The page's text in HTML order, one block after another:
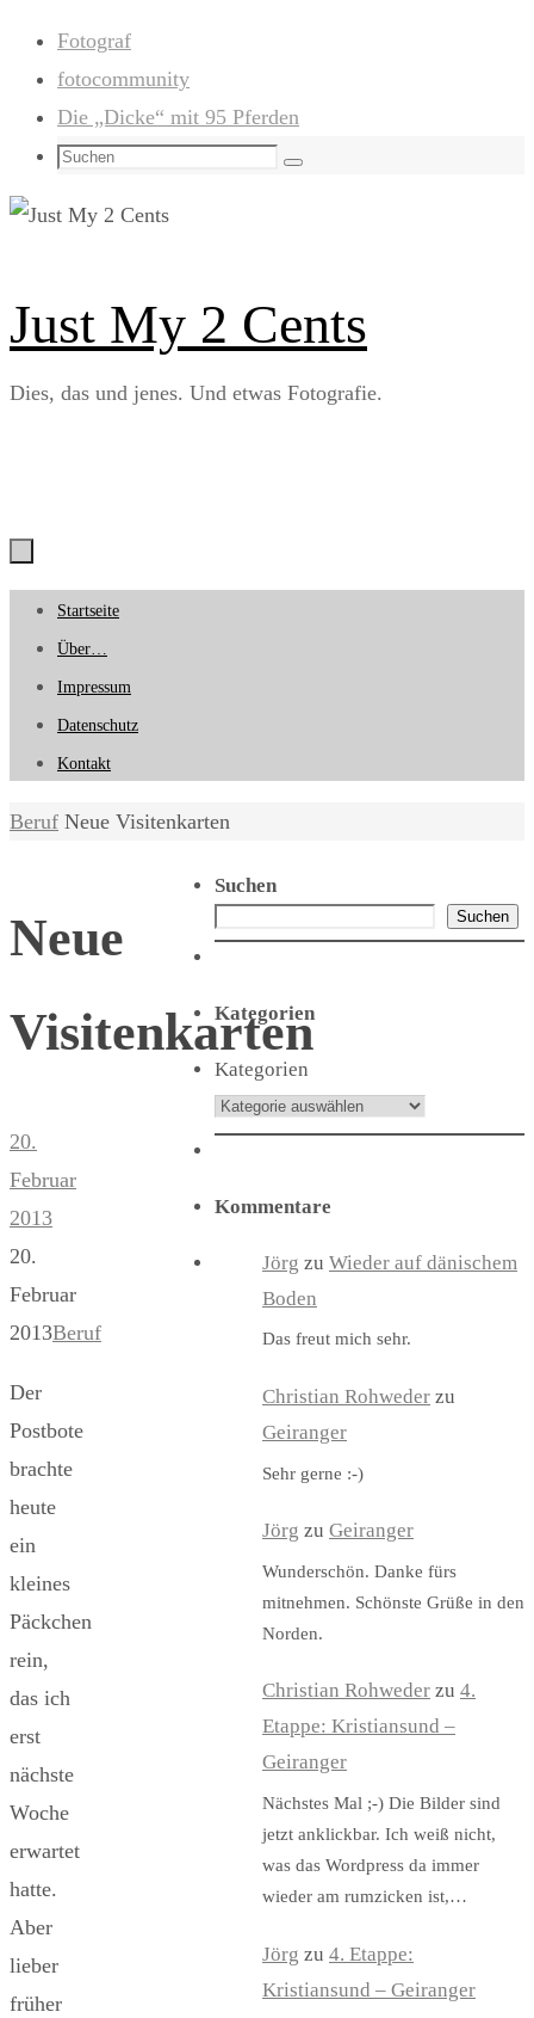
Zum
Inhalt
springen
Fotograf
fotocommunity
Die „Dicke“ mit 95 Pferden
Suchen
Suchen
Just My 2 Cents
Dies, das und jenes. Und etwas Fotografie.
Zum
Inhalt
springen
Startseite
Über…
Impressum
Datenschutz
Kontakt
Start
Beruf Neue Visitenkarten
Neue
Visitenkarten
20.
Februar
2013
20.
Februar
2013Beruf
Der
Postbote
brachte
heute
ein
kleines
Päckchen
rein,
das ich
erst
nächste
Woche
erwartet
hatte.
Aber
lieber
früher
Suchen
Suchen
Kategorien
Kategorien
Kommentare
Jörg zu Wieder auf dänischem
Boden
Das freut mich sehr.
Christian Rohweder zu
Geiranger
Sehr gerne :-)
Jörg zu Geiranger
Wunderschön. Danke fürs
mitnehmen. Schönste Grüße in den
Norden.
Christian Rohweder zu 4.
Etappe: Kristiansund –
Geiranger
Nächstes Mal ;-) Die Bilder sind
jetzt anklickbar. Ich weiß nicht,
was das Wordpress da immer
wieder am rumzicken ist,…
Jörg zu 4. Etappe:
Kristiansund – Geiranger